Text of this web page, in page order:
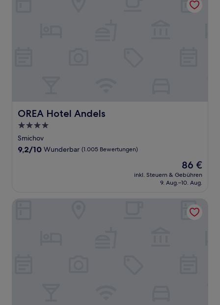
OREA Hotel Andels
OREA Hotel Andels
4.0-
Sterne-
Unterkunft
Smichov
9.2
9,2/10 Wunderbar (1.005 Bewertungen)
Der
Preis
beträgt
86 €
inkl. Steuern & Gebühren
9. Aug.–10. Aug.